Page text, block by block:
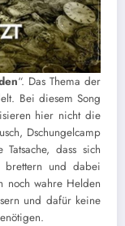
“. Das Thema der
Bei diesem Song
hier nicht die
Dschungelcamp
dass sich
brettern und dabei
noch wahre Helden
und dafür keine